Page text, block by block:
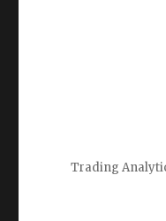
Trading